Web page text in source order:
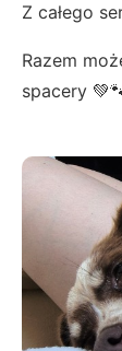
Z całego
Razem
spacery